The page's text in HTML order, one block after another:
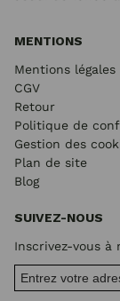
MENTIONS
Mentions légales
CGV
Retour
Politique de
Gestion des
Plan de site
Blog
SUIVEZ-NOUS
Inscrivez-vous à